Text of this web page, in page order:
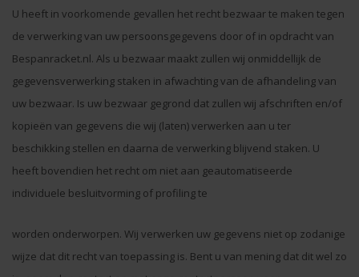
U heeft in voorkomende gevallen het recht bezwaar te maken tegen
de verwerking van uw persoonsgegevens door of in opdracht van
Bespanracket.nl. Als u bezwaar maakt zullen wij onmiddellijk de
gegevensverwerking staken in afwachting van de afhandeling van
uw bezwaar. Is uw bezwaar gegrond dat zullen wij afschriften en/of
kopieën van gegevens die wij (laten) verwerken aan u ter
beschikking stellen en daarna de verwerking blijvend staken. U
heeft bovendien het recht om niet aan geautomatiseerde
individuele besluitvorming of profiling te
worden onderworpen. Wij verwerken uw gegevens niet op zodanige
wijze dat dit recht van toepassing is. Bent u van mening dat dit wel zo